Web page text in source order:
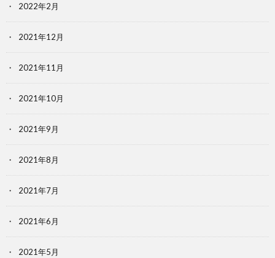
2022年2月
2021年12月
2021年11月
2021年10月
2021年9月
2021年8月
2021年7月
2021年6月
2021年5月